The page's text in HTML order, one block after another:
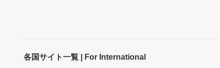
各国サイト一覧 | For International